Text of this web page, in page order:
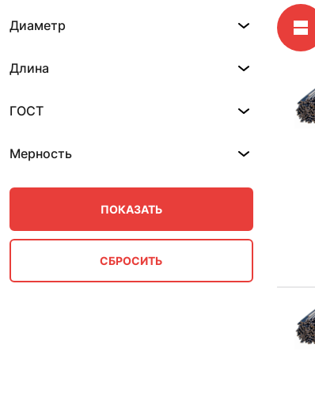
Диаметр
Длина
ГОСТ
Мерность